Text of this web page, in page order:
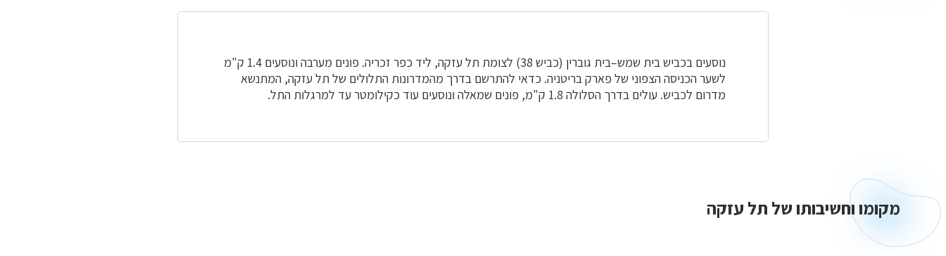
נוסעים בכביש בית שמש–בית גוברין (כביש 38) לצומת תל עזקה, ליד כפר זכריה. פונים מערבה ונוסעים 1.4 ק"מ
לשער הכניסה הצפוני של פארק בריטניה. כדאי להתרשם בדרך מהמדרונות התלולים של תל עזקה, המתנשא
מדרום לכביש. עולים בדרך הסלולה 1.8 ק"מ, פונים שמאלה ונוסעים עוד כקילומטר עד למרגלות התל.
של
מקומו וחשיבותו של תל עזקה